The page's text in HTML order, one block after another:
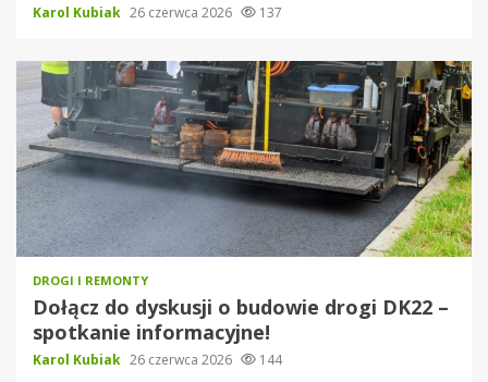
Karol Kubiak 26 czerwca 2026 137
DROGI I REMONTY
Dołącz do dyskusji o budowie drogi DK22 –
spotkanie informacyjne!
Karol Kubiak 26 czerwca 2026 144